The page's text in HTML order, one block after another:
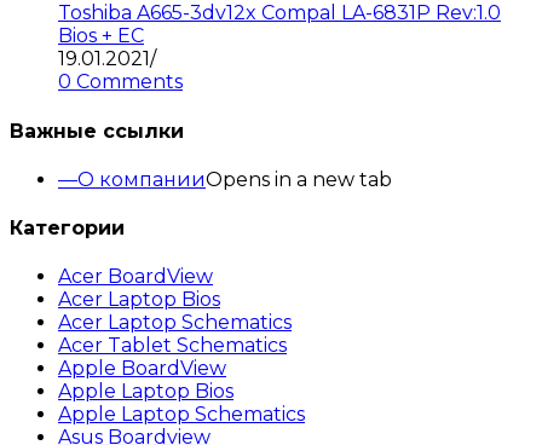
Toshiba A665-3dv12x Compal LA-6831P Rev:1.0
Bios + EC
19.01.2021/
0 Comments
Важные ссылки
О компанииOpens in a new tab
Категории
Acer BoardView
Acer Laptop Bios
Acer Laptop Schematics
Acer Tablet Schematics
Apple BoardView
Apple Laptop Bios
Apple Laptop Schematics
Asus Boardview